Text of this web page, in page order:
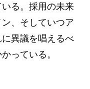
る。採用の未来
、そしていつア
異議を唱えるべ
っている。